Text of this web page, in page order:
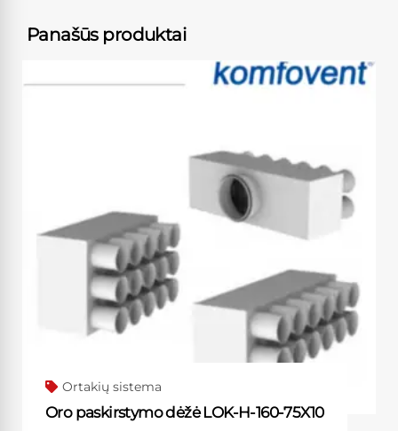
Panašūs produktai
Ortakių sistema
Oro paskirstymo dėžė LOK-H-160-75X10